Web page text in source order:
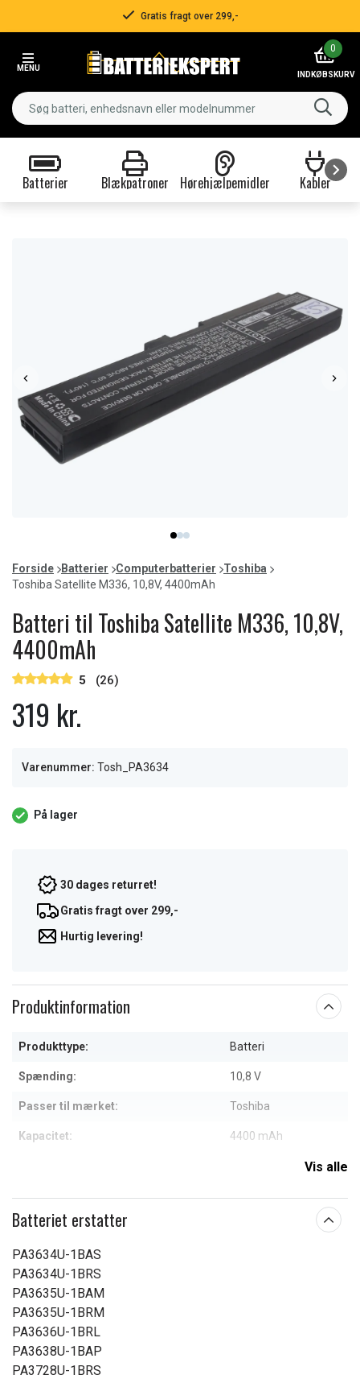
Gratis fragt over 299,-
MENU
0
INDKØBSKURV
Batterier Blækpatroner Hørehjælpemidler Kabler
item
0
item
1
item
2
of
3
Forside Batterier Computerbatterier
Toshiba
Toshiba Satellite M336, 10,8V, 4400mAh
Batteri til Toshiba Satellite M336, 10,8V,
4400mAh
5 (26)
319 kr.
Varenummer: Tosh_PA3634
På lager
30 dages returret!
Gratis fragt over 299,-
Hurtig levering!
Produktinformation
Produkttype: Batteri
Spænding: 10,8 V
Passer til mærket: Toshiba
Kapacitet: 4400 mAh
Vis alle
Batteriet erstatter
PA3634U-1BAS
PA3634U-1BRS
PA3635U-1BAM
PA3635U-1BRM
PA3636U-1BRL
PA3638U-1BAP
PA3728U-1BRS